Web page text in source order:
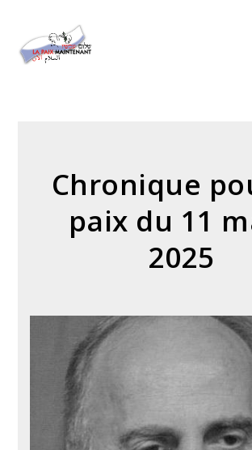
Chronique
paix du 11
2025